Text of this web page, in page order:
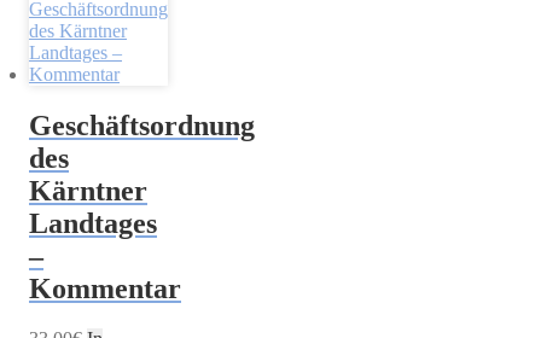
Geschäftsordnung
des
Kärntner
Landtages
–
Kommentar